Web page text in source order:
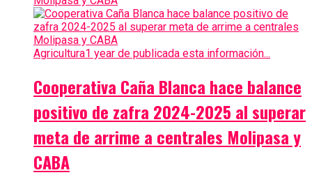
Agricultura1 year de publicada esta información...
Cooperativa Caña Blanca hace balance
positivo de zafra 2024-2025 al superar
meta de arrime a centrales Molipasa y
CABA